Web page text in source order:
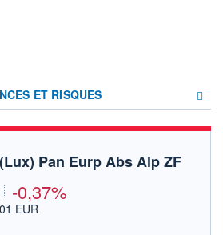
ET RISQUES
Pan Eurp Abs Alp ZF
-0,37%
EUR